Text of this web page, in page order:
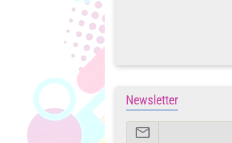
Newsletter